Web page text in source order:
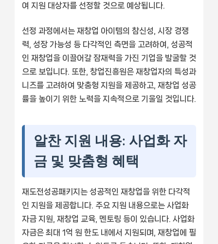
여 지원 대상자를 선정할 것으로 예상됩니다.
선정 과정에서는 재창업 아이템의 참신성, 시장 경쟁
력, 성장 가능성 등 다각적인 측면을 고려하여, 성공적
인 재창업을 이끌어갈 잠재력을 가진 기업을 발굴할 것
으로 보입니다. 또한, 창업진흥원은 재창업자의 특성과
니즈를 고려하여 맞춤형 지원을 제공하고, 재창업 성공
률을 높이기 위한 노력을 지속적으로 기울일 것입니다.
알찬 지원 내용: 사업화 자
금 및 맞춤형 혜택
재도전성공패키지는 성공적인 재창업을 위한 다각적
인 지원을 제공합니다. 주요 지원 내용으로는 사업화
자금 지원, 재창업 교육, 멘토링 등이 있습니다. 사업화
자금은 최대 1억 원 한도 내에서 지원되며, 재창업에 필